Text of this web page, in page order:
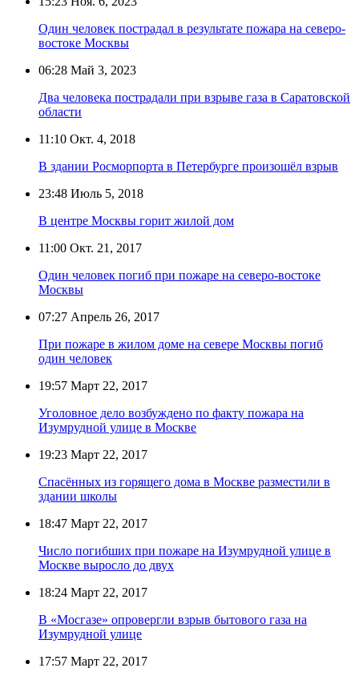
Один человек пострадал в результате пожара на северо-
востоке Москвы
06:28 Май 3, 2023
Два человека пострадали при взрыве газа в Саратовской
области
11:10 Окт. 4, 2018
В здании Росморпорта в Петербурге произошёл взрыв
23:48 Июль 5, 2018
В центре Москвы горит жилой дом
11:00 Окт. 21, 2017
Один человек погиб при пожаре на северо-востоке
Москвы
07:27 Апрель 26, 2017
При пожаре в жилом доме на севере Москвы погиб
один человек
19:57 Март 22, 2017
Уголовное дело возбуждено по факту пожара на
Изумрудной улице в Москве
19:23 Март 22, 2017
Спасённых из горящего дома в Москве разместили в
здании школы
18:47 Март 22, 2017
Число погибших при пожаре на Изумрудной улице в
Москве выросло до двух
18:24 Март 22, 2017
В «Мосгазе» опровергли взрыв бытового газа на
Изумрудной улице
17:57 Март 22, 2017